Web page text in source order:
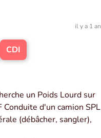
il y a 1 an
CDI
un Poids Lourd sur
d'un camion SPL
(débâcher, sangler),